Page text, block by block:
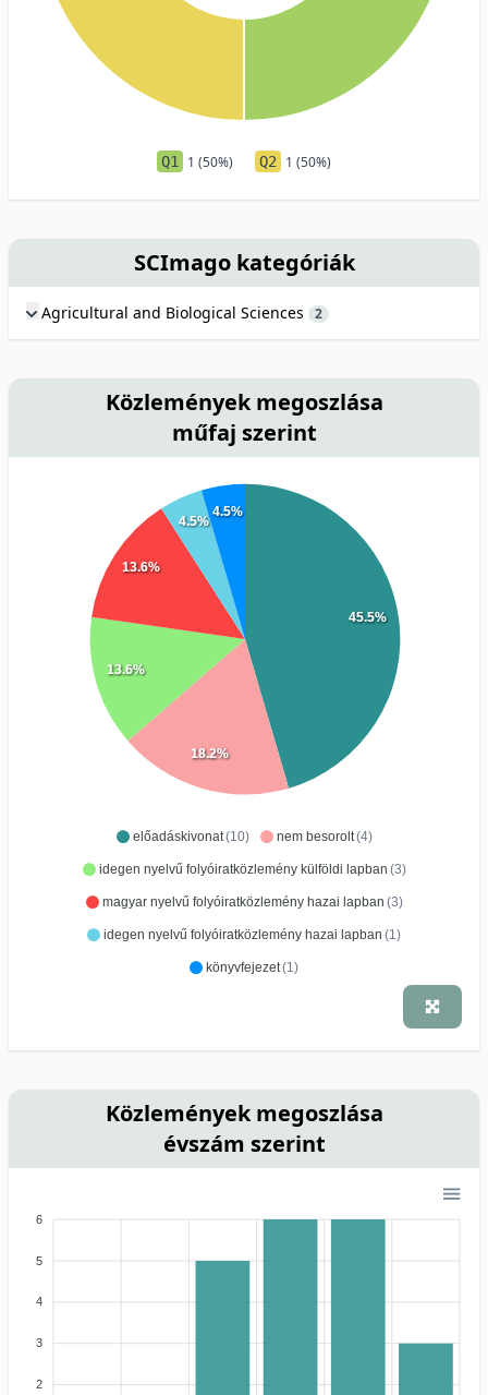
Q1 1 (50%) Q2 1 (50%)
SCImago kategóriák
Agricultural and Biological Sciences 2
Közlemények megoszlása
műfaj szerint
előadáskivonat(10) nem besorolt(4)
idegen nyelvű folyóiratközlemény külföldi lapban (3)
magyar nyelvű folyóiratközlemény hazai lapban (3)
idegen nyelvű folyóiratközlemény hazai lapban (1)
könyvfejezet(1)
45.5%
18.2%
13.6%
13.6%
4.5%
4.5%
Közlemények megoszlása
évszám szerint
6
5
4
3
2